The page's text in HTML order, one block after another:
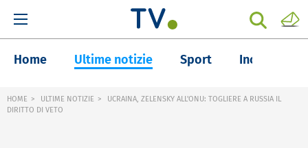
Home Ultime notizie Sport Inchieste
HOME ULTIME NOTIZIE
UCRAINA, ZELENSKY ALL'ONU: TOGLIERE A RUSSIA IL
DIRITTO DI VETO